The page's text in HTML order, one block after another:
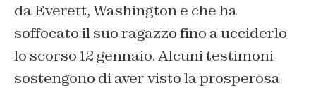
da Everett, Washington e che ha
soffocato il suo ragazzo fino a ucciderlo
lo scorso 12 gennaio. Alcuni testimoni
sostengono di aver visto la prosperosa